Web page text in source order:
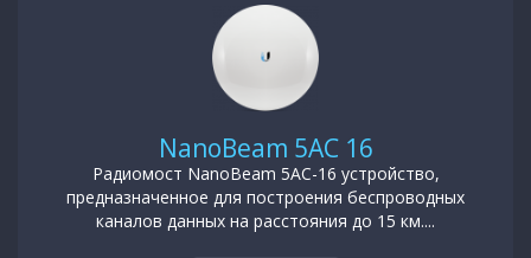
NanoBeam 5AC 16
Радиомост NanoBeam 5AC-16 устройство,
предназначенное для построения беспроводных
каналов данных на расстояния до 15 км....